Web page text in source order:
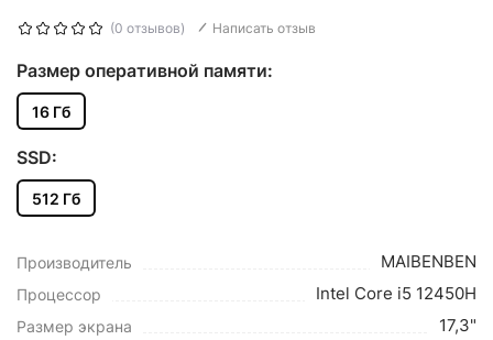
(0 отзывов) Написать отзыв
Размер оперативной памяти:
16 Гб
SSD:
512 Гб
Производитель MAIBENBEN
Процессор Intel Core i5 12450H
Размер экрана 17,3"